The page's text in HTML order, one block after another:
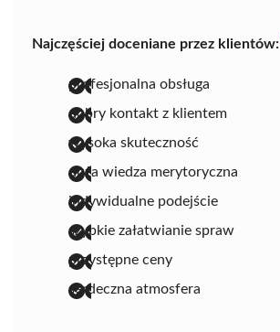
Najczęściej doceniane przez klientów:
profesjonalna obsługa
dobry kontakt z klientem
wysoka skuteczność
duża wiedza merytoryczna
indywidualne podejście
szybkie załatwianie spraw
przystępne ceny
serdeczna atmosfera